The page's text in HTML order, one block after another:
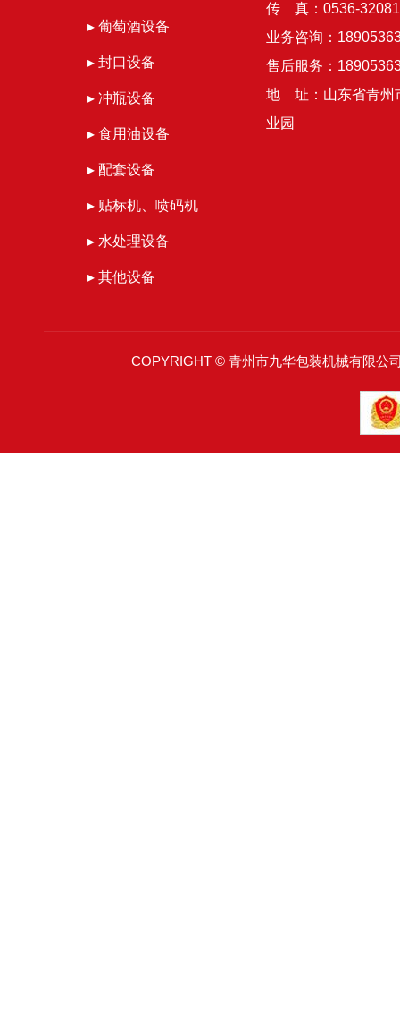
▸ 葡萄酒设备
▸ 封口设备
▸ 冲瓶设备
▸ 食用油设备
▸ 配套设备
▸ 贴标机、喷码机
▸ 水处理设备
▸ 其他设备
传 真：0536-
业务咨询：
售后服务：
地 址：山东省青州
业园
COPYRIGHT © 青州市九华包装机械有限